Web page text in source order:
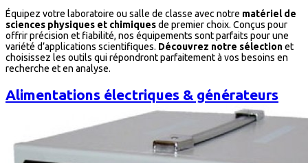
Équipez votre laboratoire ou salle de classe avec notre matériel de
sciences physiques et chimiquesde premier choix. Conçus pour
offrir précision et fiabilité, nos équipements sont parfaits pour une
variété d’applications scientifiques. Découvrez notre sélectionet
choisissez les outils qui répondront parfaitement à vos besoins en
recherche et en analyse.
Alimentations électriques & générateurs